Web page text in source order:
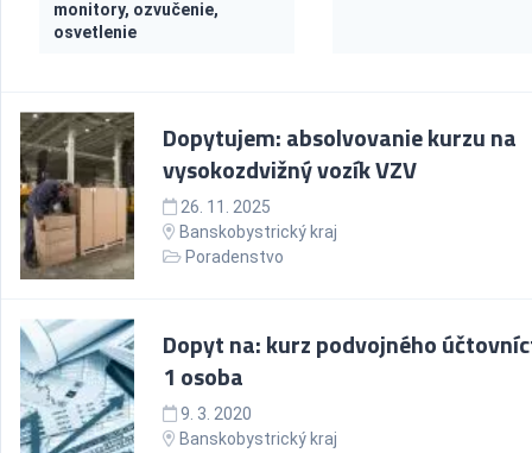
monitory, ozvučenie,
osvetlenie
Dopytujem: absolvovanie kurzu na
vysokozdvižný vozík VZV
26. 11. 2025
Banskobystrický kraj
Poradenstvo
Dopyt na: kurz podvojného
1 osoba
9. 3. 2020
Banskobystrický kraj